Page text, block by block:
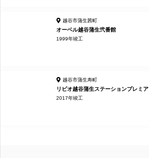
越谷市蒲生茜町
オーベル越谷蒲生弐番館
1999年竣工
越谷市蒲生寿町
リビオ越谷蒲生ステーションプレミア
2017年竣工